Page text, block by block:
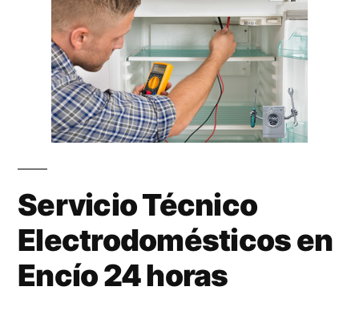
Servicio Técnico
Electrodomésticos en
Encío 24 horas